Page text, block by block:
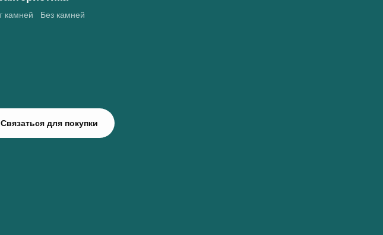
Связаться для покупки
Без камней
камней